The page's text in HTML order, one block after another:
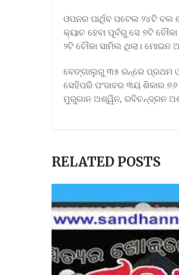
ଓପନର ପାର୍ଥିବ ପଟେଲ ୨୪ଟି
କ୍ୟାଚ ହେବା ପୂର୍ବରୁ ସେ ୭ଟି
୨ଟି ଚୌକା ସାମିଲ ଥିଲା।
ବେଙ୍ଗାଲୁରୁ ୩୫ ରନ୍‌ରେ ପ୍ରଥମ
ସେହିପରି ପଂଜାବର ୩ୟ ଶିକାର
ମୁରୁଗାନ ଅଶ୍ୱିନ, ରବିଚନ୍ଦ୍ରନ
RELATED POSTS